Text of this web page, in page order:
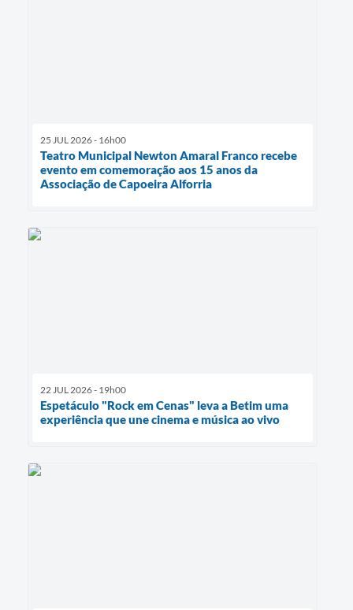
25 JUL 2026 - 16h00
Teatro Municipal Newton Amaral Franco recebe
evento em comemoração aos 15 anos da
Associação de Capoeira Alforria
22 JUL 2026 - 19h00
Espetáculo "Rock em Cenas" leva a Betim uma
experiência que une cinema e música ao vivo